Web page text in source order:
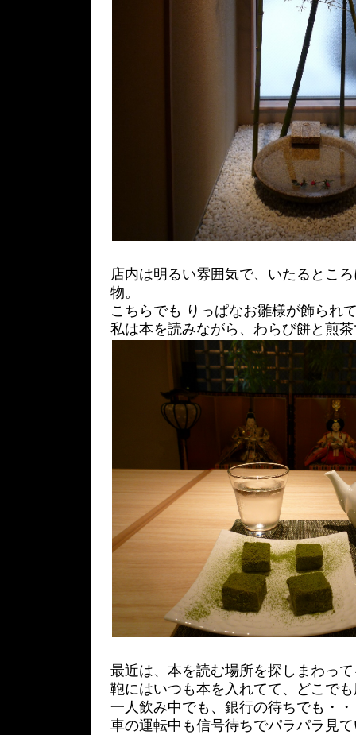
店内は明るい雰囲気で、いたるとこ
物。
こちらでも りっぱなお雛様が飾られ
私は本を読みながら、わらび餅と煎
最近は、本を読む場所を探しまわっ
鞄にはいつも本を入れてて、どこで
一人飲み中でも、銀行の待ちでも・
車の運転中も信号待ちでパラパラ見